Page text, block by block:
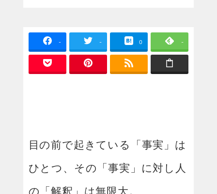
- - 0 -
目の前で起きている「事実」は
ひとつ、その「事実」に対し人
の「解釈」は無限大。